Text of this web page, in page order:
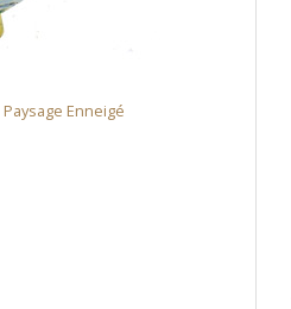
Paysage Enneigé